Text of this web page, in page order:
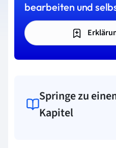
bearbeiten und
Springe zu
Kapitel